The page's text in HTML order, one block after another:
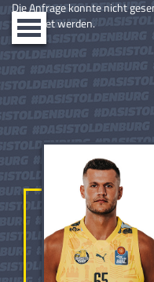
Toggle
navigation
Die Anfrage konnte nicht
gesendet werden.